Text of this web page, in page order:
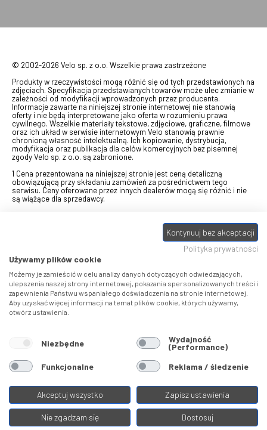
© 2002-2026 Velo sp. z o.o. Wszelkie prawa zastrzeżone
Produkty w rzeczywistości mogą różnić się od tych przedstawionych na
zdjęciach. Specyfikacja przedstawianych towarów może ulec zmianie w
zależności od modyfikacji wprowadzonych przez producenta.
Informacje zawarte na niniejszej stronie internetowej nie stanowią
oferty i nie będą interpretowane jako oferta w rozumieniu prawa
cywilnego. Wszelkie materiały tekstowe, zdjęciowe, graficzne, filmowe
oraz ich układ w serwisie internetowym Velo stanowią prawnie
chronioną własność intelektualną. Ich kopiowanie, dystrybucja,
modyfikacja oraz publikacja dla celów komercyjnych bez pisemnej
zgody Velo sp. z o.o. są zabronione.
1 Cena prezentowana na niniejszej stronie jest ceną detaliczną
obowiązującą przy składaniu zamówień za pośrednictwem tego
serwisu. Ceny oferowane przez innych dealerów mogą się różnić i nie
są wiążące dla sprzedawcy.
swój bon" na towary z oferty VELO, aktualnie dostępnej na stronie
, w ramach sprzedaży premiowej. Dowiedz się jak
stronie promocji. Prezentowana wartość
eBonu uwzględnia fakt wyrażenia - w procesie rejestracji w Panelu
klienta- zgody na otrzymywanie drogą mailową informacji handlowo-
marketingowe, np. newsletter rowerowy. W przypadku braku zgody
wartość eBonu zostanie obniżona o 10 zł.
Pamiętaj, że eBony za produkty SIDI dotyczą zakupów w sklepach
SIDI Center, produkty Castelli zakupów w placówkach tworzących
Castelli Center.
Kontynuuj bez akceptacji
Polityka prywatności
Używamy plików cookie
Możemy je zamieścić w celu analizy danych dotyczących odwiedzających,
ulepszenia naszej strony internetowej, pokazania spersonalizowanych treści i
zapewnienia Państwu wspaniałego doświadczenia na stronie internetowej.
Aby uzyskać więcej informacji na temat plików cookie, których używamy,
otwórz ustawienia.
Niezbędne Wydajność
(Performance)
Funkcjonalne
Reklama / śledzenie
Akceptuj wszystko Zapisz ustawienia
Nie zgadzam się Dostosuj